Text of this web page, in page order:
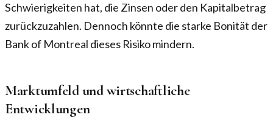
Schwierigkeiten hat, die Zinsen oder den Kapitalbetrag
zurückzuzahlen. Dennoch könnte die starke Bonität der
Bank of Montreal dieses Risiko mindern.
Marktumfeld und wirtschaftliche
Entwicklungen